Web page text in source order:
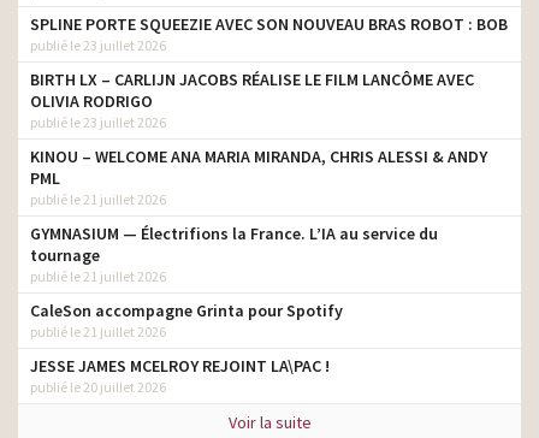
SPLINE PORTE SQUEEZIE AVEC SON NOUVEAU BRAS ROBOT : BOB
publié le 23 juillet 2026
BIRTH LX – CARLIJN JACOBS RÉALISE LE FILM LANCÔME AVEC
OLIVIA RODRIGO
publié le 23 juillet 2026
KINOU – WELCOME ANA MARIA MIRANDA, CHRIS ALESSI & ANDY
PML
publié le 21 juillet 2026
GYMNASIUM — Électrifions la France. L’IA au service du
tournage
publié le 21 juillet 2026
CaleSon accompagne Grinta pour Spotify
publié le 21 juillet 2026
JESSE JAMES MCELROY REJOINT LA\PAC !
publié le 20 juillet 2026
Voir la suite